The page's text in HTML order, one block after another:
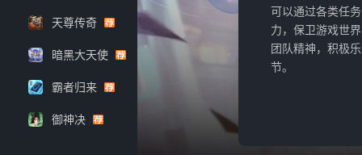
可以通过各类任
力，保卫游戏世
团队精神，积极
节。
天尊传奇
暗黑大天使
霸者归来
御神决